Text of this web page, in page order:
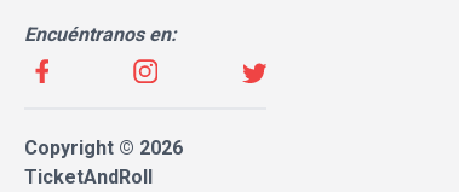
Encuéntranos en:
Copyright © 2026
TicketAndRoll